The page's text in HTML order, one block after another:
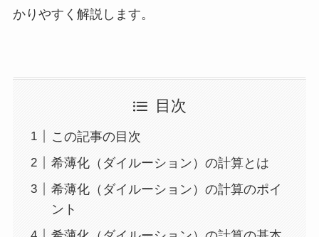
かりやすく解説します。
目次
この記事の目次
希薄化（ダイルーション）の計算とは
希薄化（ダイルーション）の計算のポイ
ント